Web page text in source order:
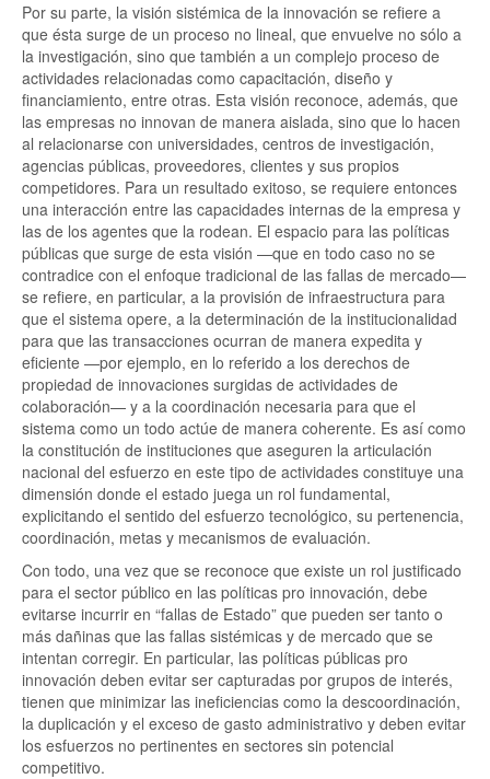
Por su parte, la visión sistémica de la innovación se refiere a
que ésta surge de un proceso no lineal, que envuelve no sólo a
la investigación, sino que también a un complejo proceso de
actividades relacionadas como capacitación, diseño y
financiamiento, entre otras. Esta visión reconoce, además, que
las empresas no innovan de manera aislada, sino que lo hacen
al relacionarse con universidades, centros de investigación,
agencias públicas, proveedores, clientes y sus propios
competidores. Para un resultado exitoso, se requiere entonces
una interacción entre las capacidades internas de la empresa y
las de los agentes que la rodean. El espacio para las políticas
públicas que surge de esta visión —que en todo caso no se
contradice con el enfoque tradicional de las fallas de mercado—
se refiere, en particular, a la provisión de infraestructura para
que el sistema opere, a la determinación de la institucionalidad
para que las transacciones ocurran de manera expedita y
eficiente —por ejemplo, en lo referido a los derechos de
propiedad de innovaciones surgidas de actividades de
colaboración— y a la coordinación necesaria para que el
sistema como un todo actúe de manera coherente. Es así como
la constitución de instituciones que aseguren la articulación
nacional del esfuerzo en este tipo de actividades constituye una
dimensión donde el estado juega un rol fundamental,
explicitando el sentido del esfuerzo tecnológico, su pertenencia,
coordinación, metas y mecanismos de evaluación.
Con todo, una vez que se reconoce que existe un rol justificado
para el sector público en las políticas pro innovación, debe
evitarse incurrir en “fallas de Estado” que pueden ser tanto o
más dañinas que las fallas sistémicas y de mercado que se
intentan corregir. En particular, las políticas públicas pro
innovación deben evitar ser capturadas por grupos de interés,
tienen que minimizar las ineficiencias como la descoordinación,
la duplicación y el exceso de gasto administrativo y deben evitar
los esfuerzos no pertinentes en sectores sin potencial
competitivo.